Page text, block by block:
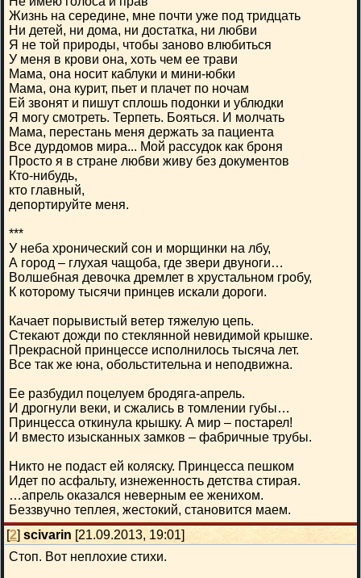
Жизнь на середине, мне почти уже под тридцать
Ни детей, ни дома, ни достатка, ни любви
Я не той природы, чтобы заново влюбиться
У меня в крови она, хоть чем ее трави
Мама, она носит каблуки и мини-юбки
Мама, она курит, пьет и плачет по ночам
Ей звонят и пишут сплошь подонки и ублюдки
Я могу смотреть. Терпеть. Бояться. И молчать
Мама, перестань меня держать за пациента
Все дурдомов мира... Мой рассудок как броня
Просто я в стране любви живу без документов
Кто-нибудь,
кто главный,
депортируйте меня.
***
У неба хронический сон и морщинки на лбу,
А город – глухая чащоба, где звери двуноги…
Волшебная девочка дремлет в хрустальном гробу,
К которому тысячи принцев искали дороги.
Качает порывистый ветер тяжелую цепь.
Стекают дожди по стеклянной невидимой крышке.
Прекрасной принцессе исполнилось тысяча лет.
Все так же юна, обольстительна и неподвижна.
Ее разбудил поцелуем бродяга-апрель.
И дрогнули веки, и сжались в томлении губы…
Принцесса откинула крышку. А мир – постарел!
И вместо изысканных замков – фабричные трубы.
Никто не подаст ей коляску. Принцесса пешком
Идет по асфальту, изнеженность детства стирая.
…апрель оказался неверным ее женихом.
Беззвучно теплея, жестокий, становится маем.
[2] scivarin [21.09.2013, 19:01]
Стоп. Вот неплохие стихи.